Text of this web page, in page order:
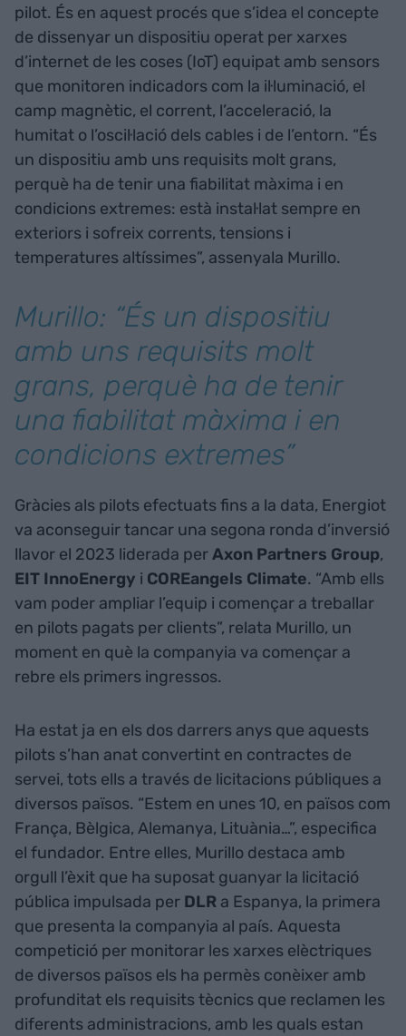
pilot. És en aquest procés que s’idea el concepte
de dissenyar un dispositiu operat per xarxes
d’internet de les coses (IoT) equipat amb sensors
que monitoren indicadors com la il·luminació, el
camp magnètic, el corrent, l’acceleració, la
humitat o l’oscil·lació dels cables i de l’entorn. “És
un dispositiu amb uns requisits molt grans,
perquè ha de tenir una fiabilitat màxima i en
condicions extremes: està instal·lat sempre en
exteriors i sofreix corrents, tensions i
temperatures altíssimes”, assenyala Murillo.
Murillo: “És un dispositiu
amb uns requisits molt
grans, perquè ha de tenir
una fiabilitat màxima i en
condicions extremes”
Gràcies als pilots efectuats fins a la data, Energiot
va aconseguir tancar una segona ronda d’inversió
llavor el 2023 liderada perAxon Partners Group,
EIT InnoEnergy i COREangels Climate. “Amb ells
vam poder ampliar l’equip i començar a treballar
en pilots pagats per clients”, relata Murillo, un
moment en què la companyia va començar a
rebre els primers ingressos.
Ha estat ja en els dos darrers anys que aquests
pilots s’han anat convertint en contractes de
servei, tots ells a través de licitacions públiques a
diversos països. “Estem en unes 10, en països com
França, Bèlgica, Alemanya, Lituània…”, especifica
el fundador. Entre elles, Murillo destaca amb
orgull l’èxit que ha suposat guanyar la licitació
pública impulsada per DLR a Espanya, la primera
que presenta la companyia al país. Aquesta
competició per monitorar les xarxes elèctriques
de diversos països els ha permès conèixer amb
profunditat els requisits tècnics que reclamen les
diferents administracions, amb les quals estan